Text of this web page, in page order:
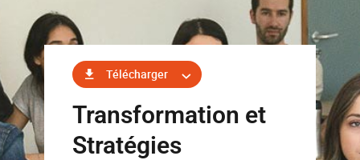
Télécharger
Transformation et
Stratégies